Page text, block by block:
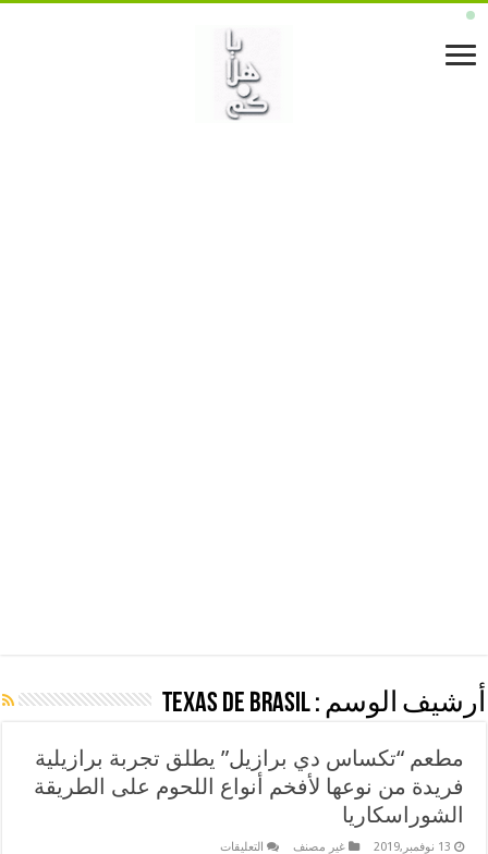
أرشيف الوسم :texas de brasil
مطعم “تكساس دي برازيل” يطلق تجربة برازيلية
فريدة من نوعها لأفخم أنواع اللحوم على الطريقة
الشوراسكاريا
13 نوفمبر,2019 غير مصنف التعليقاتعلى